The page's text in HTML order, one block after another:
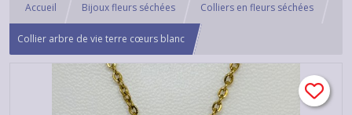
Accueil Bijoux fleurs séchées Colliers en fleurs séchées
Collier arbre de vie terre cœurs blanc